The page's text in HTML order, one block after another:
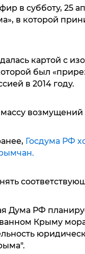
в субботу, 25
в которой
картой с
был
в 2014 году.
возмущений
Госдума РФ
Дума РФ
Крыму